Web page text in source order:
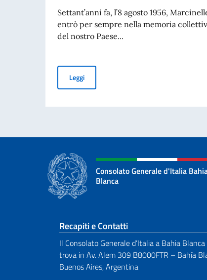
Settant’anni fa, l’8 agosto 1956,
entrò per sempre nella memoria
del nostro Paese...
LeggiMESSAGGIO DEL VICE PRESIDENTE
Consolato Generale d'Italia
Blanca
Sezione footer
Recapiti e Contatti
Il Consolato Generale d’Italia a Bahia Blanca
trova in Av. Alem 309 B8000FTR – Bahía
Buenos Aires, Argentina